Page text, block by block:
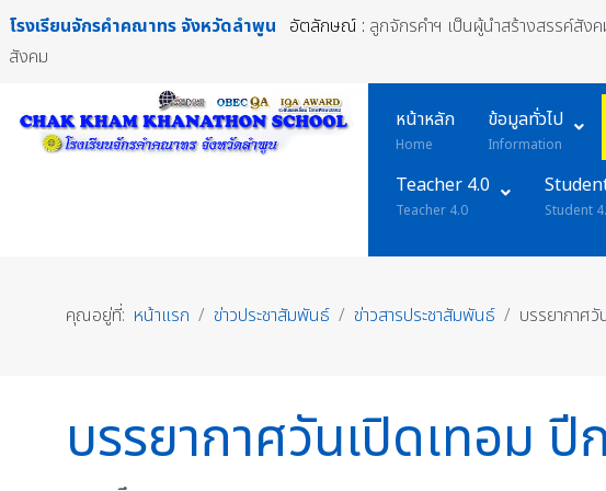
โรงเรียนจักรคำคณาทร จังหวัดลำพูน อัตลักษณ์ : ลูกจักรคำฯ เป็นผู้นำสร้างสรรค์สัง
สังคม
หน้าหลัก
Home
ข้อมูลทั่วไป
Information
Teacher 4.0
Teacher 4.0 Student
คุณอยู่ที่: หน้าแรก ข่าวประชาสัมพันธ์ ข่าวสารประชาสัมพันธ์ บรรยากาศ
บรรยากาศวันเปิดเทอม